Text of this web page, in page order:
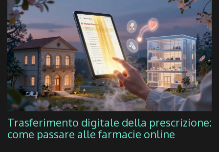
Trasferimento digitale della prescrizione:
come passare alle farmacie online